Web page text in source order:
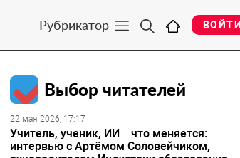
Рубрикатор ВОЙТИ
Выбор читателей
22 мая 2026, 17:17
Учитель, ученик, ИИ – что меняется:
интервью с Артёмом Соловейчиком,